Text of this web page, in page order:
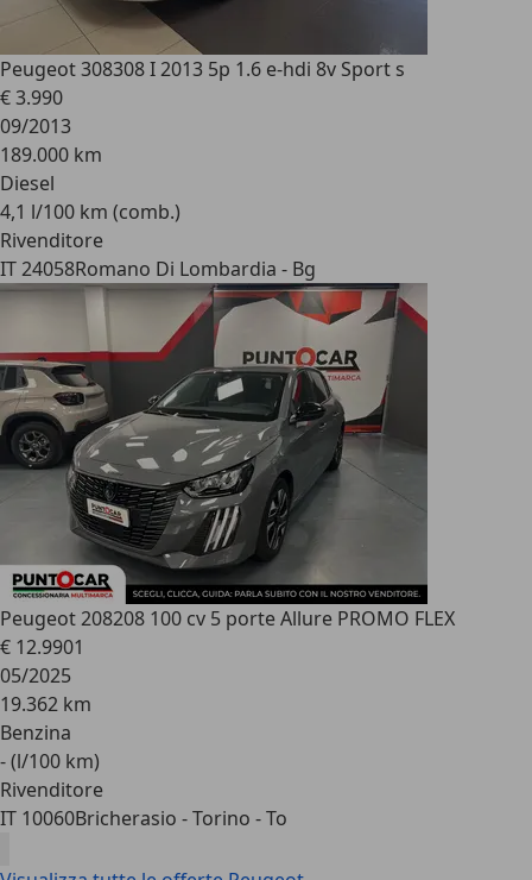
Peugeot 308308 I 2013 5p 1.6 e-hdi 8v Sport s
€ 3.990
09/2013
189.000 km
Diesel
4,1 l/100 km (comb.)
Rivenditore
IT 24058Romano Di Lombardia - Bg
Peugeot 208208 100 cv 5 porte Allure PROMO FLEX
€ 12.9901
05/2025
19.362 km
Benzina
- (l/100 km)
Rivenditore
IT 10060Bricherasio - Torino - To